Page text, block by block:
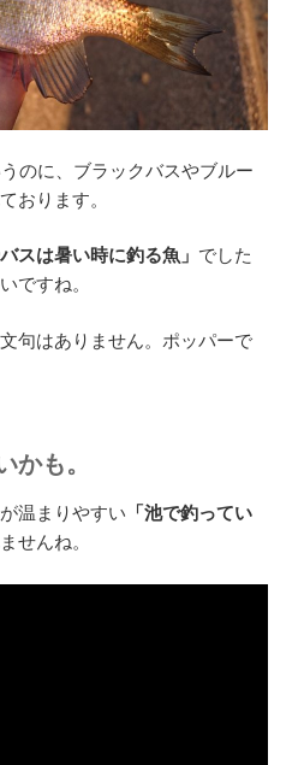
のに、ブラックバスやブルー
おります。
バスは暑い時に釣る魚」 でした
ですね。
句はありません。ポッパーで
かも。
温まりやすい 「池で釣ってい
せんね。